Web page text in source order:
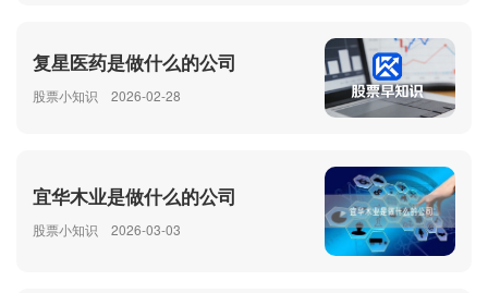
复星医药是做什么的公司
股票小知识 2026-02-28
宜华木业是做什么的公司
股票小知识 2026-03-03